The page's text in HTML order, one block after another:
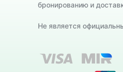
бронированию и
Не является